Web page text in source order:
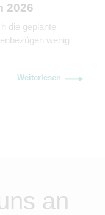
2026
die geplante
wenig
Weiterlesen
an